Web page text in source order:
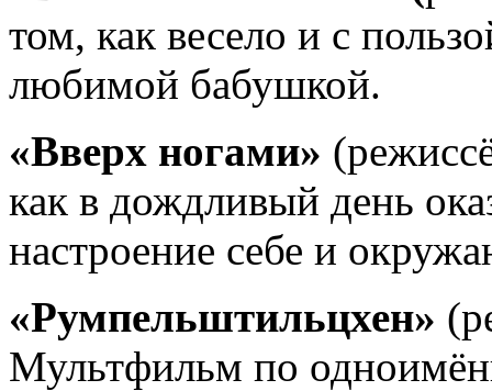
том, как весело и с
любимой бабушкой.
«Вверх ногами»
как в дождливый день
настроение себе и
«Румпельштильцхен»
Мультфильм по